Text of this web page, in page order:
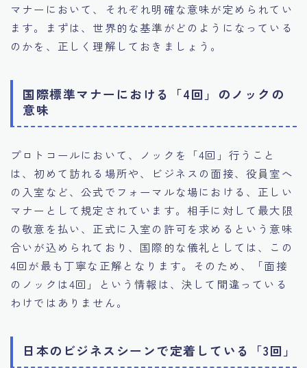
マナーにおいて、それぞれ明確な意味が定められてい
ます。まずは、世界的な基準がどのようになっている
のかを、正しく理解しておきましょう。
国際標準マナーにおける「4回」のノックの
意味
プロトコールにおいて、ノックを「4回」行うこと
は、初めて訪れる場所や、ビジネスの面接、役員室へ
の入室など、公式でフォーマルな場における、正しい
マナーとして規定されています。相手に対して最大限
の敬意を払い、正式に入室の許可を求めるという意味
合いが込められており、国際的な儀礼としては、この
4回が最も丁寧な正解となります。そのため、「面接
のノックは4回」という情報は、決して間違っている
わけではありません。
日本のビジネスシーンで定着している「3回」